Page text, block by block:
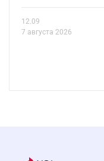
12.09
7 августа 2026